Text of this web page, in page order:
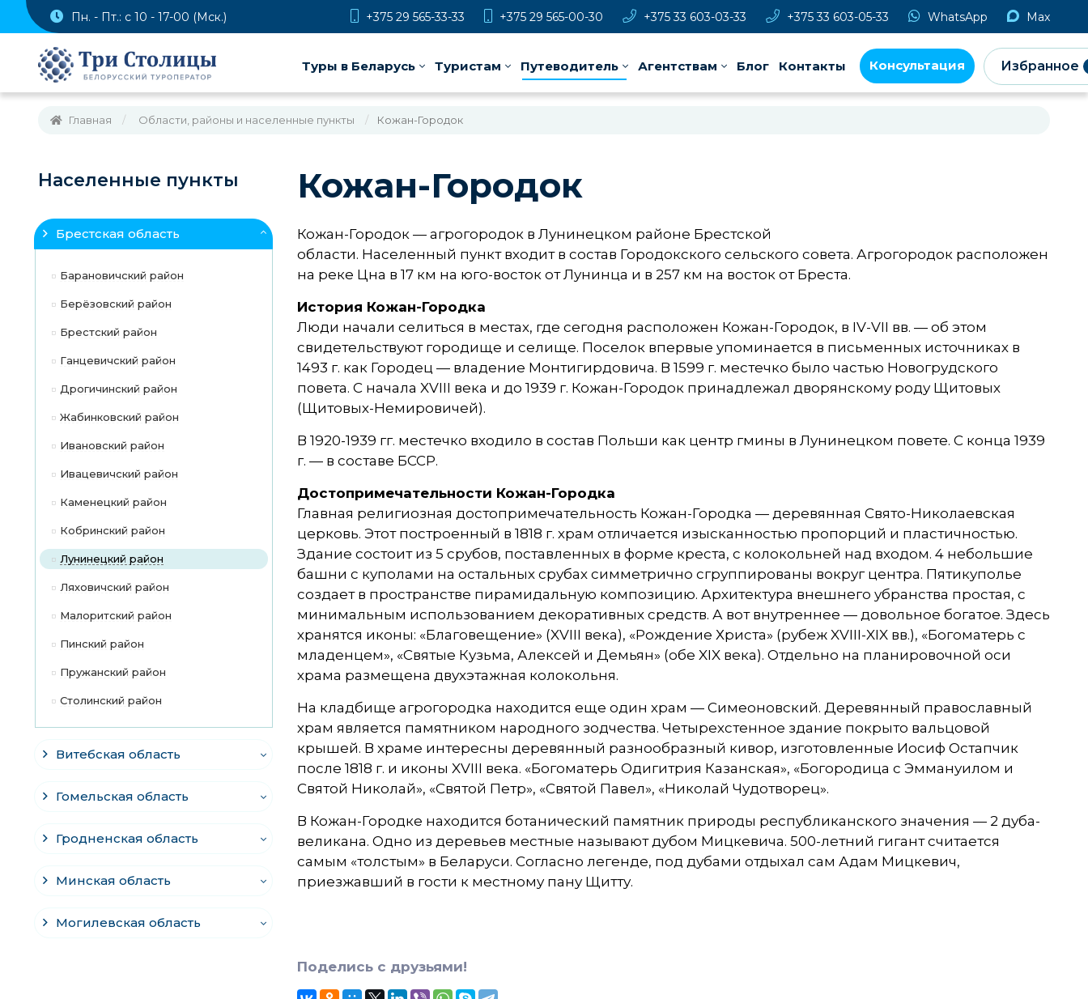
Пн. - Пт.: с 10 - 17-00 (Мск.) +375 29 565-33-33 +375 29 565-00-30 +375 33 603-03-33 +375 33 603-05-33 WhatsApp Max
Туры в Беларусь Туристам Путеводитель Агентствам Блог Контакты Консультация Избранное
Главная Области, районы и населенные пункты Кожан-Городок
Населенные пункты
Брестская область
Барановичский район
Берёзовский район
Брестский район
Ганцевичский район
Дрогичинский район
Жабинковский район
Ивановский район
Ивацевичский район
Каменецкий район
Кобринский район
Лунинецкий район
Ляховичский район
Малоритский район
Пинский район
Пружанский район
Столинский район
Витебская область
Гомельская область
Гродненская область
Минская область
Могилевская область
Кожан-Городок
Кожан-Городок — агрогородок в Лунинецком районе Брестской
области. Населенный пункт входит в состав Городокского сельского совета. Агрогородок расположен
на реке Цна в 17 км на юго-восток от Лунинца и в 257 км на восток от Бреста.
История Кожан-Городка
Люди начали селиться в местах, где сегодня расположен Кожан-Городок, в IV-VII вв. — об этом
свидетельствуют городище и селище. Поселок впервые упоминается в письменных источниках в
1493 г. как Городец — владение Монтигирдовича. В 1599 г. местечко было частью Новогрудского
повета. С начала XVIII века и до 1939 г. Кожан-Городок принадлежал дворянскому роду Щитовых
(Щитовых-Немировичей).
В 1920-1939 гг. местечко входило в состав Польши как центр гмины в Лунинецком повете. С конца 1939
г. — в составе БССР.
Достопримечательности Кожан-Городка
Главная религиозная достопримечательность Кожан-Городка — деревянная Свято-Николаевская
церковь. Этот построенный в 1818 г. храм отличается изысканностью пропорций и пластичностью.
Здание состоит из 5 срубов, поставленных в форме креста, с колокольней над входом. 4 небольшие
башни с куполами на остальных срубах симметрично сгруппированы вокруг центра. Пятикуполье
создает в пространстве пирамидальную композицию. Архитектура внешнего убранства простая, с
минимальным использованием декоративных средств. А вот внутреннее — довольное богатое. Здесь
хранятся иконы: «Благовещение» (XVIII века), «Рождение Христа» (рубеж XVIII-XIX вв.), «Богоматерь с
младенцем», «Святые Кузьма, Алексей и Демьян» (обе XIX века). Отдельно на планировочной оси
храма размещена двухэтажная колокольня.
На кладбище агрогородка находится еще один храм — Симеоновский. Деревянный православный
храм является памятником народного зодчества. Четырехстенное здание покрыто вальцовой
крышей. В храме интересны деревянный разнообразный кивор, изготовленные Иосиф Остапчик
после 1818 г. и иконы XVIII века. «Богоматерь Одигитрия Казанская», «Богородица с Эммануилом и
Святой Николай», «Святой Петр», «Святой Павел», «Николай Чудотворец».
В Кожан-Городке находится ботанический памятник природы республиканского значения — 2 дуба-
великана. Одно из деревьев местные называют дубом Мицкевича. 500-летний гигант считается
самым «толстым» в Беларуси. Согласно легенде, под дубами отдыхал сам Адам Мицкевич,
приезжавший в гости к местному пану Щитту.
Поделись с друзьями!